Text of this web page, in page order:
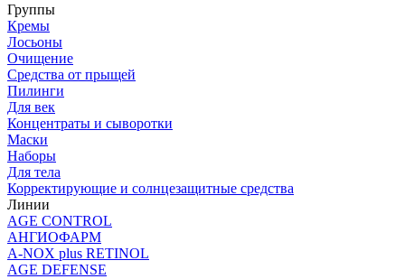
Группы
Кремы
Лосьоны
Очищение
Средства от прыщей
Пилинги
Для век
Концентраты и сыворотки
Маски
Наборы
Для тела
Корректирующие и солнцезащитные средства
Линии
AGE CONTROL
АНГИОФАРМ
A-NOX plus RETINOL
AGE DEFENSE